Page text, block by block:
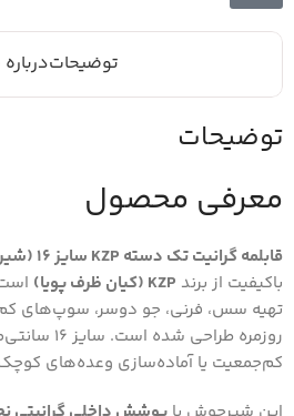
توضیحات
توضیحات
معرفی محصول
قابلمه گرانیت تک دسته KZP سایز 16 (شیرجوش)
باکیفیت از برند KZP (کیان ظرف پویا)
تهیه سس، فرنی، جو دوسر، سوپ‌های
روزمره
کم‌جمعیت یا آماده‌سازی وعده‌های